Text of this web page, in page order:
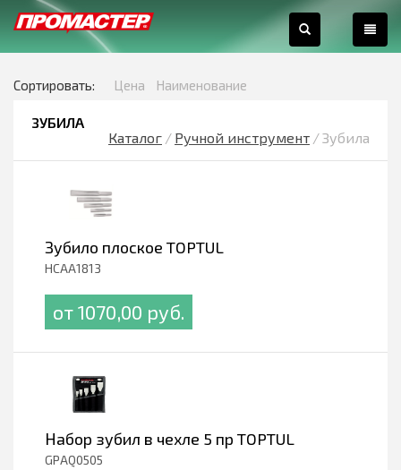
Сортировать: Цена Наименование
ЗУБИЛА
Каталог / Ручной инструмент /Зубила
Зубило плоское TOPTUL
HCAA1813
от 1070,00 pуб.
Набор зубил в чехле 5 пр TOPTUL
GPAQ0505